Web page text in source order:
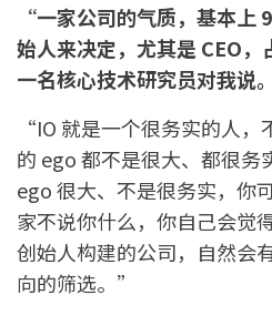
“一家公司的气质，基本上
始人来决定，尤其是 CEO，
一名核心技术研究员对我说。
“IO 就是一个很务实的人
的 ego 都不是很大、都很务
ego 很大、不是很务实，你
家不说你什么，你自己会觉
创始人构建的公司，自然会
向的筛选。”